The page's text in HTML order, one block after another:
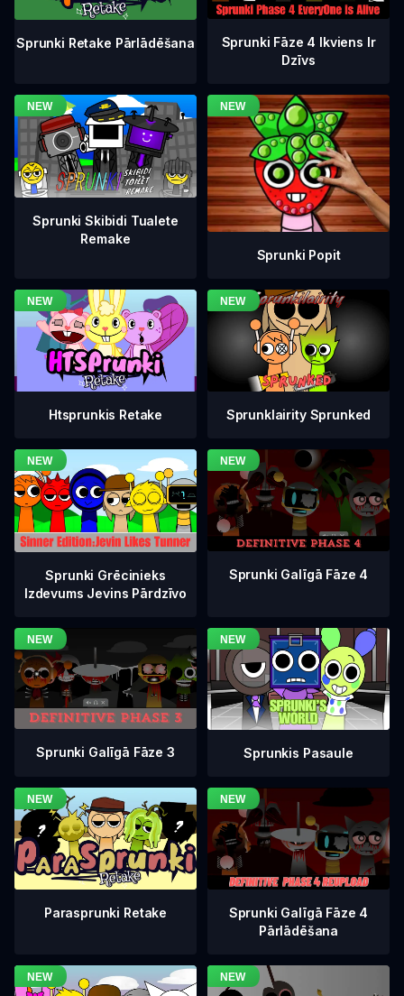
Sprunki Retake Pārlādēšana
Sprunki Fāze 4 Ikviens Ir
Dzīvs
Sprunki Skibidi Tualete
Remake
Sprunki Popit
Htsprunkis Retake Sprunklairity Sprunked
Sprunki Grēcinieks
Izdevums Jevins Pārdzīvo
Sprunki Galīgā Fāze 4
Sprunki Galīgā Fāze 3 Sprunkis Pasaule
Parasprunki Retake
Sprunki Galīgā Fāze 4
Pārlādēšana